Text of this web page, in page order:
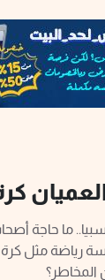
ما حاجة
رياضة مثل كرة
المخاطر؟